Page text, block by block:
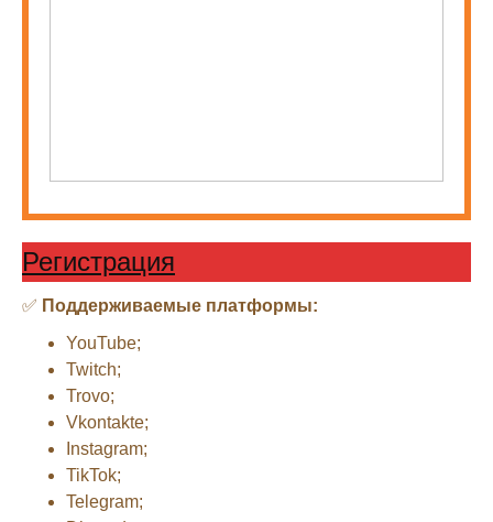
Регистрация
✅ Поддерживаемые платформы:
YouTube;
Twitch;
Trovo;
Vkontakte;
Instagram;
TikTok;
Telegram;